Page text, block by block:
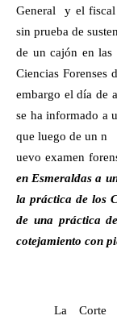
General y el fiscal
sin prueba de
de un cajón en las
Ciencias Forenses
embargo el día de
se ha informado a
que luego de un n
uevo examen
en Esmeraldas a
la práctica de los
de una práctica
cotejamiento con
La Corte